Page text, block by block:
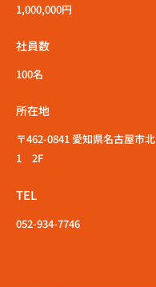
1,000,000円
社員数
100名
所在地
〒462-0841 愛知県名古屋市
1 2F
TEL
052-934-7746